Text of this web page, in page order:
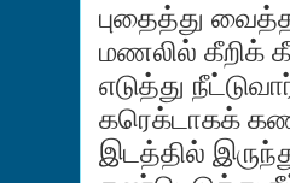
புதைத்து
மணலில் கீறிக்
எடுத்து
கரெக்டாகக்
இடத்தில்